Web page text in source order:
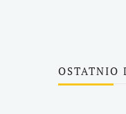
OSTATNIO